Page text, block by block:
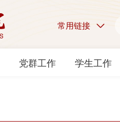
常用链接
党群工作 学生工作